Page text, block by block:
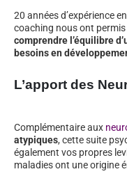
20 années d’expérience
coaching nous ont
comprendre l’équilibre
besoins en
L’apport des
Complémentaire aux
atypiques, cette suite
également vos propres
maladies ont une origine